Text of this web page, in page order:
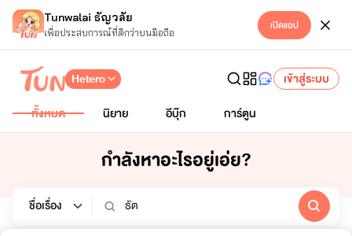
Tunwalai ธัญวลัย
เพื่อประสบการณ์ที่ดีกว่าบนมือถือ เปิดแอป
Hetero
เข้าสู่ระบบ
ทั้งหมด
นิยาย อีบุ๊ก การ์ตูน
กำลังหาอะไรอยู่เอ่ย?